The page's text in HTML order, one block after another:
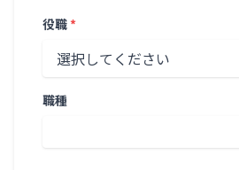
役職 *
職種